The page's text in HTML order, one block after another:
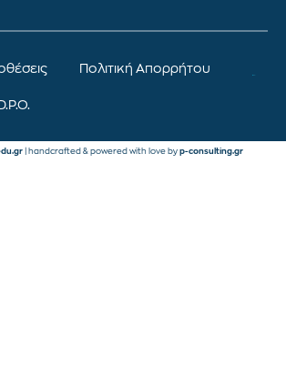
Πολιτική Απορρήτου
| handcrafted & powered with love by p-consulting.gr